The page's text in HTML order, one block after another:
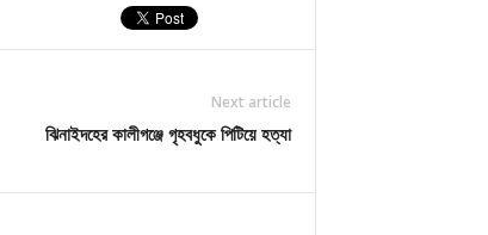
Next article
ঝিনাইদহের কালীগঞ্জে গৃহবধুকে পিটিয়ে হত্যা